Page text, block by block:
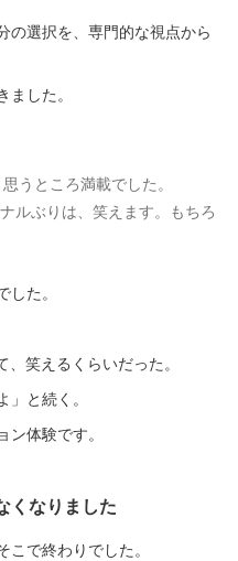
の選択を、専門的な視点から
した。
うところ満載でした。
ルぶりは、笑えます。もちろ
た。
笑えるくらいだった。
と続く。
体験です。
くなりました
で終わりでした。